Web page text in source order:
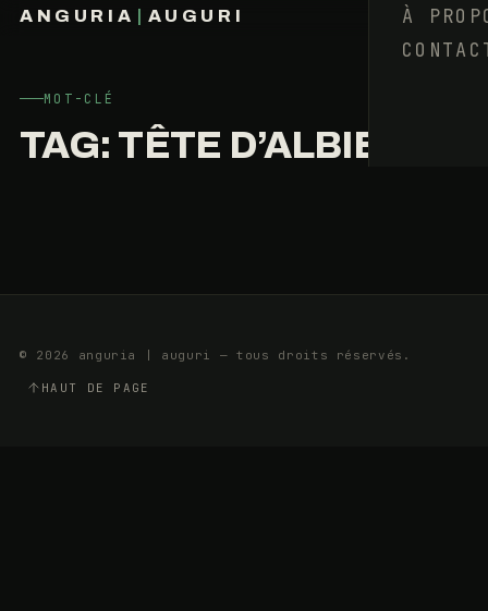
ANGURIA AUGURI
À
MOT-CLÉ
TAG: TÊTE D’ALBIEZ
PARADIS
ONCLE
20
MAI
4
MIN
© 2026 anguria | auguri — tous droits réservés.
HAUT DE PAGE